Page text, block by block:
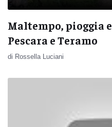
Maltempo, pioggia
Pescara e Teramo
di Rossella Luciani